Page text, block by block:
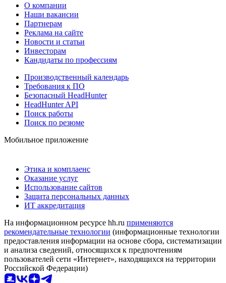
О компании
Наши вакансии
Партнерам
Реклама на сайте
Новости и статьи
Инвесторам
Кандидаты по профессиям
Производственный календарь
Требования к ПО
Безопасный HeadHunter
HeadHunter API
Поиск работы
Поиск по резюме
Мобильное приложение
Этика и комплаенс
Оказание услуг
Использование сайтов
Защита персональных данных
ИТ аккредитация
На информационном ресурсе hh.ru применяются
рекомендательные технологии (информационные технологии
предоставления информации на основе сбора, систематизации
и анализа сведений, относящихся к предпочтениям
пользователей сети «Интернет», находящихся на территории
Российской Федерации)